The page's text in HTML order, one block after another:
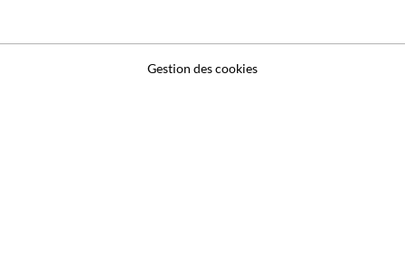
Gestion des cookies